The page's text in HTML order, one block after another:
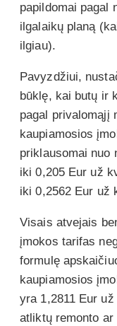
papildomai pagal
ilgalaikų planą
ilgiau).
Pavyzdžiui,
būklę, kai butų ir
pagal privalomąjį
kaupiamosios
priklausomai nuo
iki 0,205 Eur už
iki 0,2562 Eur už
Visais atvejais
įmokos tarifas
formulę
kaupiamosios
yra 1,2811 Eur
atliktų remonto